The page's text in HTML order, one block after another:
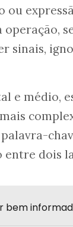
ou
sinais,
e médio,
dois
bem